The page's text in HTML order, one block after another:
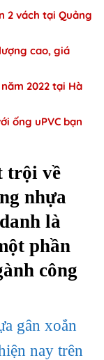
2 vách tại Quảng
cao, giá
2022 tại Hà
ống uPVC bạn
trội về
nhựa
là
phần
công
gân xoắn
nay trên